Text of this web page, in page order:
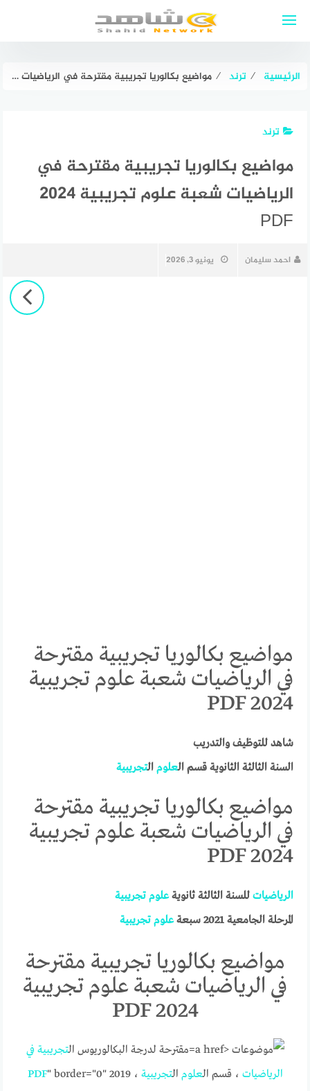
الرئيسية ⁄ ترند ⁄ مواضيع بكالوريا تجريبية مقترحة في الرياضيات شعبة علوم تجريبية 2024 PDF
ترند
مواضيع بكالوريا تجريبية مقترحة في
الرياضيات شعبة علوم تجريبية 2024
PDF
احمد سليمان يونيو 3, 2026
مواضيع بكالوريا تجريبية مقترحة
في الرياضيات شعبة علوم تجريبية
2024 PDF
شاهد للتوظيف والتدريب
السنة الثالثة الثانوية قسم العلوم التجريبية
مواضيع بكالوريا تجريبية مقترحة
في الرياضيات شعبة علوم تجريبية
2024 PDF
الرياضيات للسنة الثالثة ثانويةعلوم تجريبية
المرحلة الجامعية 2021 سبعة
علوم تجريبية
مواضيع بكالوريا تجريبية مقترحة
في الرياضيات شعبة علوم تجريبية
2024 PDF
مقترحة لدرجة البكالوريوس التجريبية في
الرياضيات ، قسم العلوم التجريبية ، 2019 PDF" border="0"